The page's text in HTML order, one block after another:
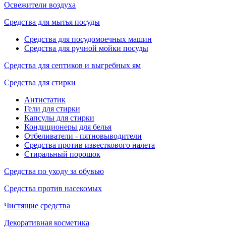
Освежители воздуха
Средства для мытья посуды
Средства для посудомоечных машин
Средства для ручной мойки посуды
Средства для септиков и выгребных ям
Средства для стирки
Антистатик
Гели для стирки
Капсулы для стирки
Кондиционеры для белья
Отбеливатели - пятновыводители
Средства против известкового налета
Стиральный порошок
Средства по уходу за обувью
Средства против насекомых
Чистящие средства
Декоративная косметика